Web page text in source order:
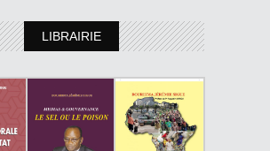
LIBRAIRIE